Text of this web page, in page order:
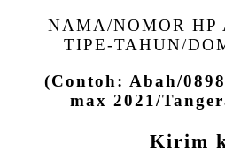
NAMA/NOMOR HP
TIPE-TAHUN/
(Contoh: Abah/
max 2021/
Kirim